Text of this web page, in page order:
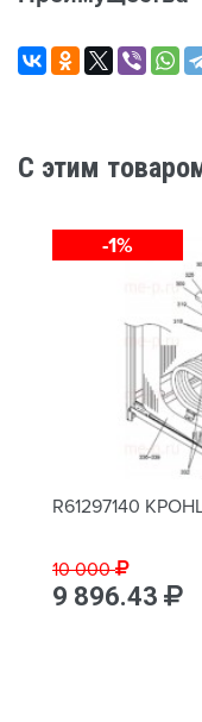
C этим
-1%
R61297140
10 000
9 896.43